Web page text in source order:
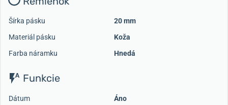
Šírka pásku
20 mm
Materiál pásku
Koža
Farba náramku
Hnedá
Funkcie
Dátum
Áno